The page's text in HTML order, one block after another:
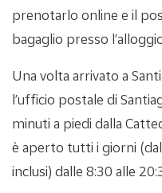
prenotarlo online e il
bagaglio presso
Una volta arrivato a
l’ufficio postale di
minuti a piedi dalla
è aperto tutti i giorni
inclusi) dalle 8:30 alle